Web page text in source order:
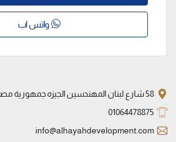
واتس اب
58 شارع لبنان المهندسين الجيزه جمهورية مصر العربية
01064478875
info@alhayahdevelopment.com